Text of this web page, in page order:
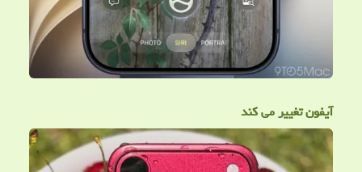
آیفون تغییر می کند